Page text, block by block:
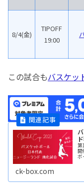
8/4(金)
TIPOFF
19:00
この試合もバスケッ
第
開
ボ
ck-box.com